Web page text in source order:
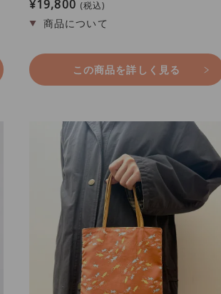
¥19,800 税込
この商品を詳しく見る